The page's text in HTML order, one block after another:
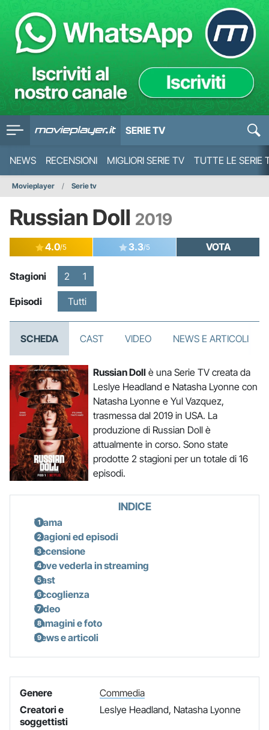
SERIE TV
NEWS RECENSIONI MIGLIORI SERIE TV TUTTE LE SERIE
Movieplayer Serie tv
Russian Doll 2019
4.0/5 3.3/5 VOTA
Stagioni 2 1
Episodi Tutti
SCHEDA CAST VIDEO NEWS E ARTICOLI
Russian Dollè una Serie TV creata da
Leslye Headland e Natasha Lyonne con
Natasha Lyonne e Yul Vazquez,
trasmessa dal 2019 in USA. La
produzione di Russian Doll è
attualmente in corso. Sono state
prodotte 2 stagioni per un totale di 16
episodi.
INDICE
Trama
Stagioni ed episodi
Recensione
Dove vederla in streaming
Cast
Accoglienza
Video
Immagini e foto
News e articoli
Genere
Commedia
Creatori e
soggettisti
Leslye Headland, Natasha Lyonne